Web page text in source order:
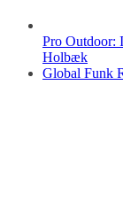
Pro Outdoor:
Holbæk
Global Funk